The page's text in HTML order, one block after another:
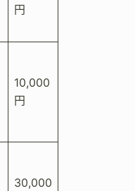
円
10,000
円
30,000